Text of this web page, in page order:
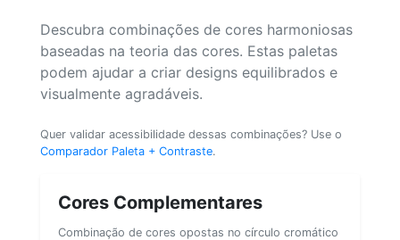
Descubra combinações de cores harmoniosas
baseadas na teoria das cores. Estas paletas
podem ajudar a criar designs equilibrados e
visualmente agradáveis.
Quer validar acessibilidade dessas combinações? Use o
Comparador Paleta + Contraste.
Cores Complementares
Combinação de cores opostas no círculo cromático